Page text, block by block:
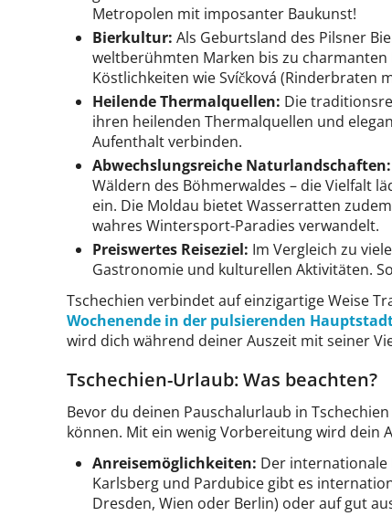
Metropolen mit imposanter Baukunst!
Bierkultur: Als Geburtsland des Pilsner
weltberühmten Marken bis zu
Köstlichkeiten wie Svíčková (Rinderbraten
Heilende Thermalquellen: Die
ihren heilenden Thermalquellen und
Aufenthalt verbinden.
Abwechslungsreiche Naturlandschaften:
Wäldern des Böhmerwaldes – die Vielfalt
ein. Die Moldau bietet Wasserratten
wahres Wintersport-Paradies verwandelt.
Preiswertes Reiseziel: Im Vergleich zu
Gastronomie und kulturellen Aktivitäten.
Tschechien verbindet auf einzigartige Weise
Wochenende in der pulsierenden
wird dich während deiner Auszeit mit seiner
Tschechien-Urlaub: Was beachten?
Bevor du deinen Pauschalurlaub in
können. Mit ein wenig Vorbereitung wird dein
Anreisemöglichkeiten: Der internationale
Karlsberg und Pardubice gibt es
Dresden, Wien oder Berlin) oder auf gut